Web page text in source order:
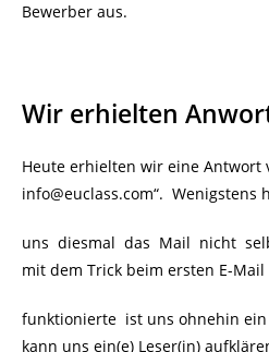
Bewerber aus.
Wir erhielten
Heute erhielten wir eine Antwort
info@euclass.com“. Wenigstens
uns diesmal das Mail nicht
mit dem Trick beim ersten E-Mail
funktionierte ist uns ohnehin
kann uns ein(e) Leser(in)